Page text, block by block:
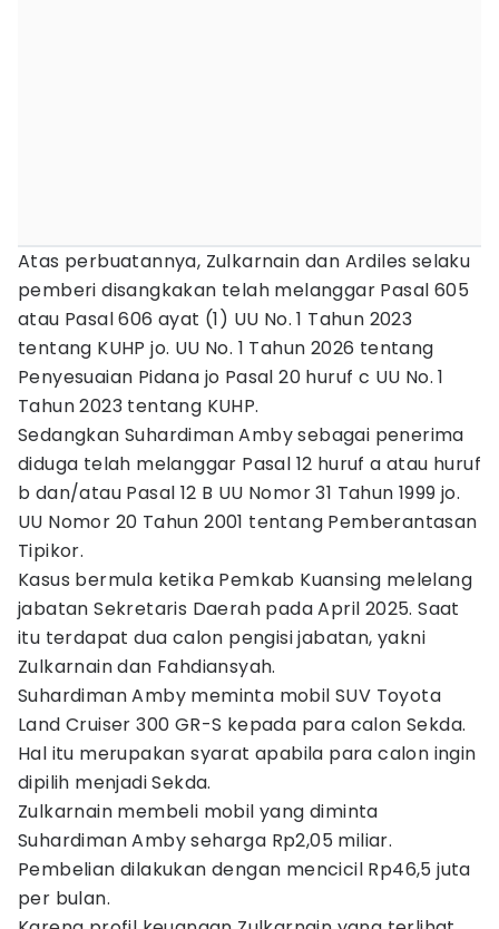
Atas perbuatannya, Zulkarnain dan Ardiles selaku
pemberi disangkakan telah melanggar Pasal 605
atau Pasal 606 ayat (1) UU No. 1 Tahun 2023
tentang KUHP jo. UU No. 1 Tahun 2026 tentang
Penyesuaian Pidana jo Pasal 20 huruf c UU No. 1
Tahun 2023 tentang KUHP.
Sedangkan Suhardiman Amby sebagai penerima
diduga telah melanggar Pasal 12 huruf a atau huruf
b dan/atau Pasal 12 B UU Nomor 31 Tahun 1999 jo.
UU Nomor 20 Tahun 2001 tentang Pemberantasan
Tipikor.
Kasus bermula ketika Pemkab Kuansing melelang
jabatan Sekretaris Daerah pada April 2025. Saat
itu terdapat dua calon pengisi jabatan, yakni
Zulkarnain dan Fahdiansyah.
Suhardiman Amby meminta mobil SUV Toyota
Land Cruiser 300 GR-S kepada para calon Sekda.
Hal itu merupakan syarat apabila para calon ingin
dipilih menjadi Sekda.
Zulkarnain membeli mobil yang diminta
Suhardiman Amby seharga Rp2,05 miliar.
Pembelian dilakukan dengan mencicil Rp46,5 juta
per bulan.